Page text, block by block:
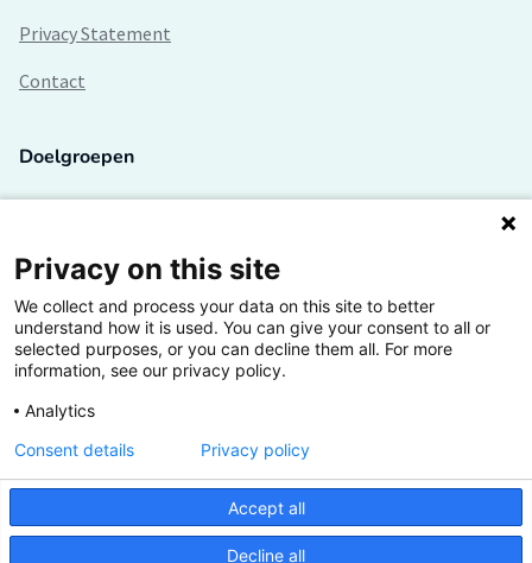
Privacy Statement
Contact
Doelgroepen
Lectoren en onderzoekers
Bedrijven
Hogescholen
De grootste kennisbank van het HBO
Inspiratie op jouw vakgebied
Privacy on this site
We collect and process your data on this site to better
understand how it is used. You can give your consent to all or
selected purposes, or you can decline them all. For more
information, see our privacy policy.
Analytics
Accept all
Decline all
Consent details Privacy policy